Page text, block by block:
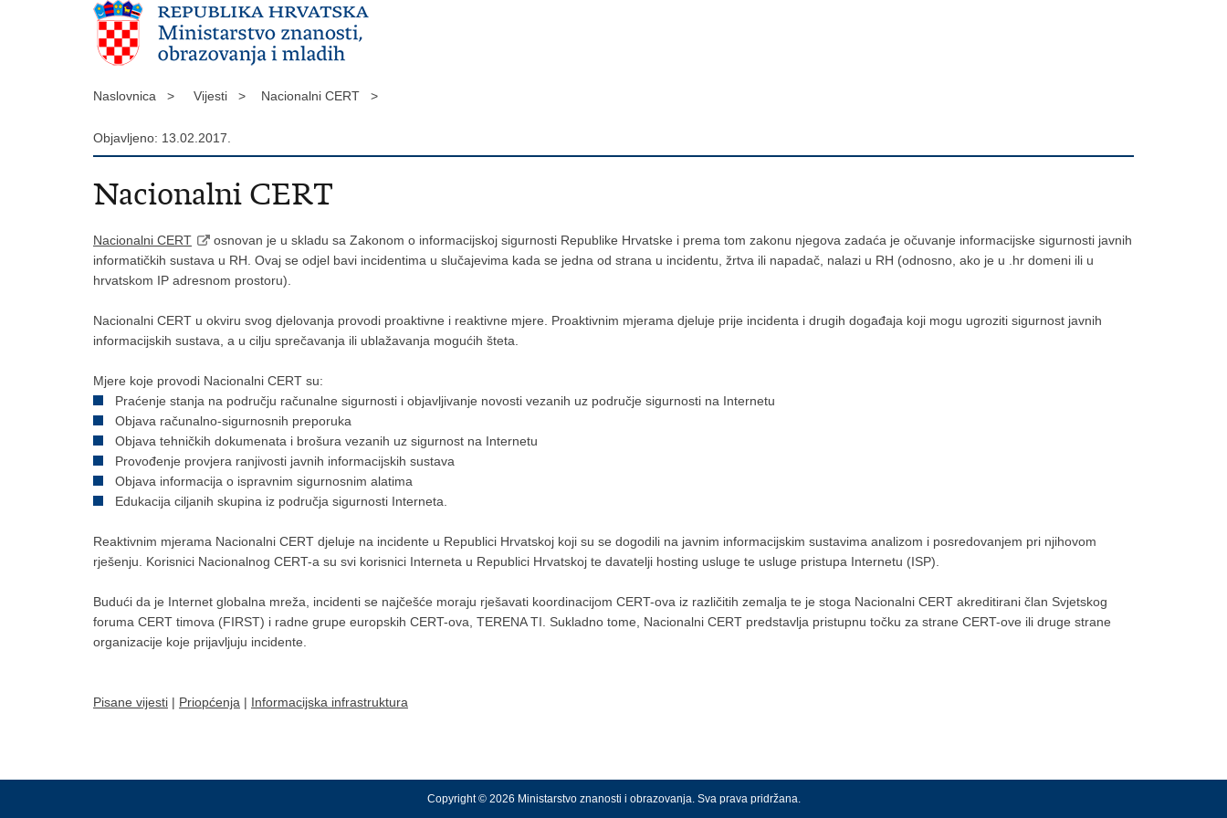
Naslovnica > Vijesti > Nacionalni CERT >
Objavljeno: 13.02.2017.
Nacionalni CERT
Nacionalni CERT
osnovan je u skladu sa Zakonom o informacijskoj sigurnosti Republike Hrvatske i prema tom zakonu njegova zadaća je očuvanje informacijske sigurnosti javnih
informatičkih sustava u RH. Ovaj se odjel bavi incidentima u slučajevima kada se jedna od strana u incidentu, žrtva ili napadač, nalazi u RH (odnosno, ako je u .hr domeni ili u
hrvatskom IP adresnom prostoru).
Nacionalni CERT u okviru svog djelovanja provodi proaktivne i reaktivne mjere. Proaktivnim mjerama djeluje prije incidenta i drugih događaja koji mogu ugroziti sigurnost javnih
informacijskih sustava, a u cilju sprečavanja ili ublažavanja mogućih šteta.
Mjere koje provodi Nacionalni CERT su:
Praćenje stanja na području računalne sigurnosti i objavljivanje novosti vezanih uz područje sigurnosti na Internetu
Objava računalno-sigurnosnih preporuka
Objava tehničkih dokumenata i brošura vezanih uz sigurnost na Internetu
Provođenje provjera ranjivosti javnih informacijskih sustava
Objava informacija o ispravnim sigurnosnim alatima
Edukacija ciljanih skupina iz područja sigurnosti Interneta.
Reaktivnim mjerama Nacionalni CERT djeluje na incidente u Republici Hrvatskoj koji su se dogodili na javnim informacijskim sustavima analizom i posredovanjem pri njihovom
rješenju. Korisnici Nacionalnog CERT-a su svi korisnici Interneta u Republici Hrvatskoj te davatelji hosting usluge te usluge pristupa Internetu (ISP).
Budući da je Internet globalna mreža, incidenti se najčešće moraju rješavati koordinacijom CERT-ova iz različitih zemalja te je stoga Nacionalni CERT akreditirani član Svjetskog
foruma CERT timova (FIRST) i radne grupe europskih CERT-ova, TERENA TI. Sukladno tome, Nacionalni CERT predstavlja pristupnu točku za strane CERT-ove ili druge strane
organizacije koje prijavljuju incidente.
Pisane vijesti | Priopćenja | Informacijska infrastruktura
Copyright © 2026 Ministarstvo znanosti i obrazovanja. Sva prava pridržana.